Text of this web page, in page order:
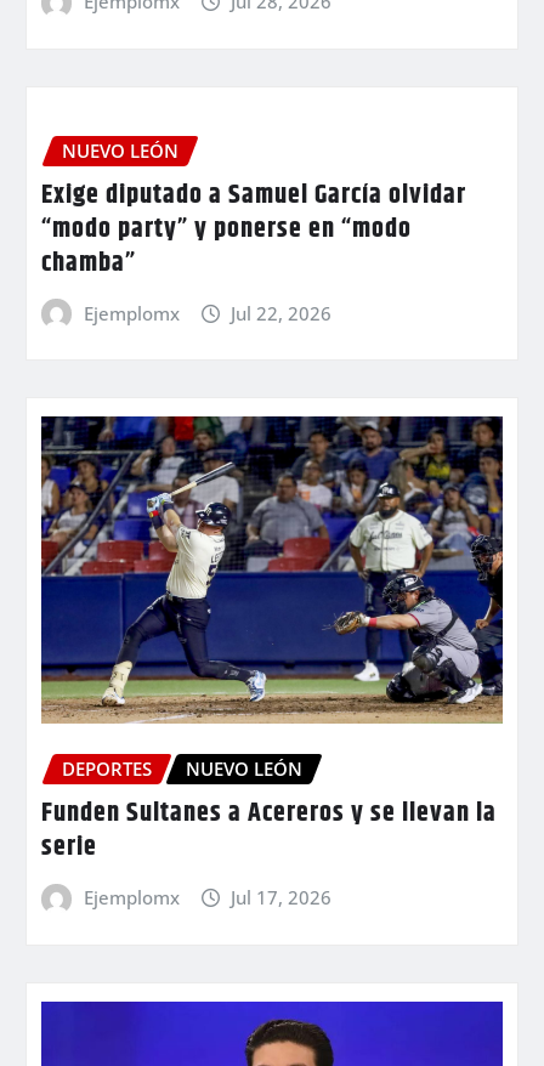
NUEVO LEÓN
Exige diputado a Samuel García olvidar
“modo party” y ponerse en “modo
chamba”
Ejemplomx Jul 22, 2026
DEPORTES NUEVO LEÓN
Funden Sultanes a Acereros y se llevan la
serie
Ejemplomx Jul 17, 2026